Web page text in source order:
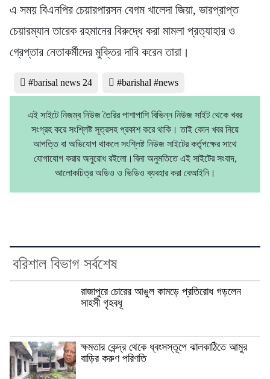
এ সময় বিএনপির চেয়ারপারসন বেগম খালেদা জিয়া, ভারপ্রাপ্ত
চেয়ারম্যান তারেক রহমানের বিরুদ্ধে করা মামলা প্রত্যাহার ও
গ্রেপ্তার নেতাকর্মীদের মুক্তির দাবি করেন তারা।
#barisal news 24 #barishal #news
এই সাইটে নিজম্ব নিউজ তৈরির পাশাপাশি বিভিন্ন নিউজ সাইট থেকে খবর
সংগ্রহ করে সংশ্লিষ্ট সূত্রসহ প্রকাশ করে থাকি। তাই কোন খবর নিয়ে
আপত্তি বা অভিযোগ থাকলে সংশ্লিষ্ট নিউজ সাইটের কর্তৃপক্ষের সাথে
যোগাযোগ করার অনুরোধ রইলো।বিনা অনুমতিতে এই সাইটের সংবাদ,
আলোকচিত্র অডিও ও ভিডিও ব্যবহার করা বেআইনি।
বরিশাল বিভাগ সর্বশেষ
রাজাপুরে চোরের আঙুল কামড়ে প্রতিরোধ গড়লেন
সাহসী গৃহবধূ
ক্ষমতার কেন্দ্র থেকে ধ্বংসস্তূপে ঝালকাঠিতে আমুর
বাড়ির করুণ পরিণতি